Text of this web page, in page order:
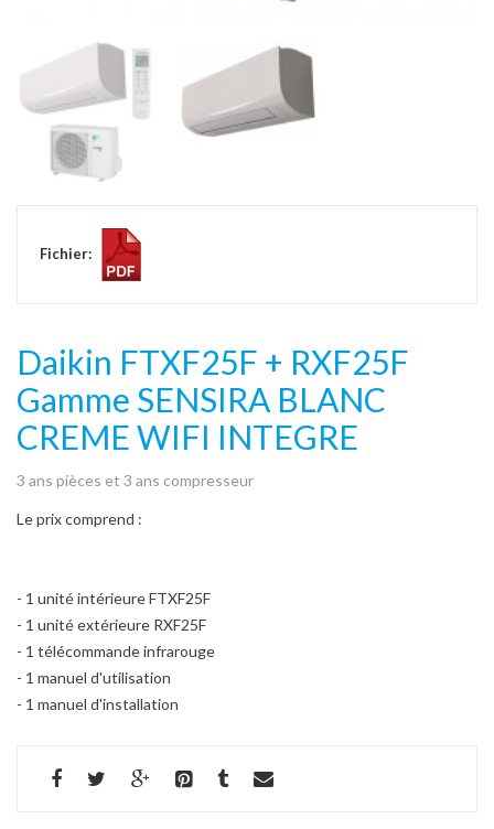
Fichier:
Daikin FTXF25F + RXF25F
Gamme SENSIRA BLANC
CREME WIFI INTEGRE
3 ans pièces et 3 ans compresseur
Le prix comprend :
- 1 unité intérieure FTXF25F
- 1 unité extérieure RXF25F
- 1 télécommande infrarouge
- 1 manuel d'utilisation
- 1 manuel d'installation